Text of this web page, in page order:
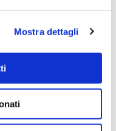
Mostra dettagli
Mia figlia studia con
Gioia) da diversi anni.
ditta Denis Basin.
rotto e questo ci ha